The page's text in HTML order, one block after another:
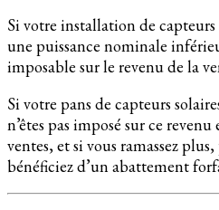
Si votre installation de
une puissance nominale
imposable sur le revenu de la
Si votre pans de capteurs
n’êtes pas imposé sur ce
ventes, et si vous ramassez
bénéficiez d’un abattement